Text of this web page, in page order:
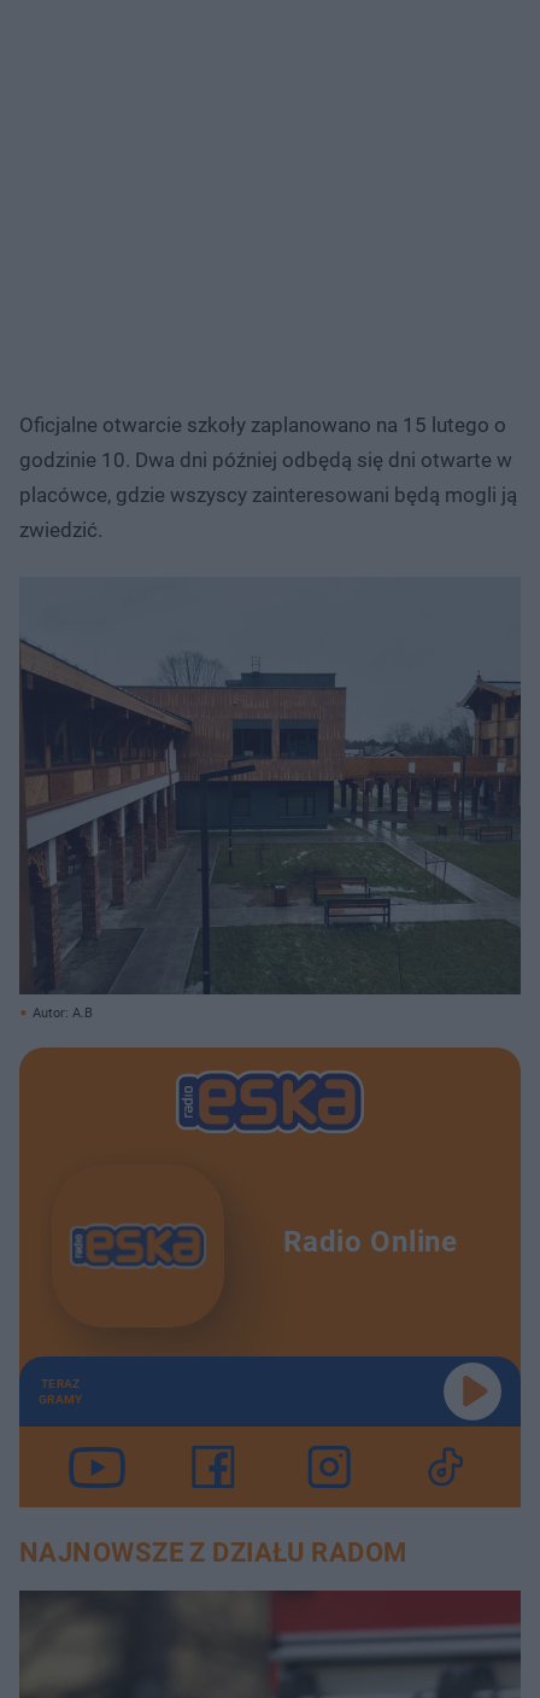
Oficjalne otwarcie szkoły zaplanowano na 15 lutego o
godzinie 10. Dwa dni później odbędą się dni otwarte w
placówce, gdzie wszyscy zainteresowani będą mogli ją
zwiedzić.
Autor: A.B
Radio Online
TERAZ
GRAMY
NAJNOWSZE Z DZIAŁU RADOM